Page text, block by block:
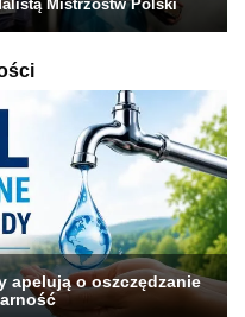
Mistrzostw Polski
apelują o oszczędzanie